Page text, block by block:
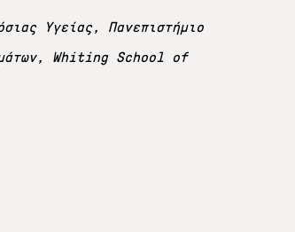
Υγείας, Πανεπιστήμιο
Whiting School of